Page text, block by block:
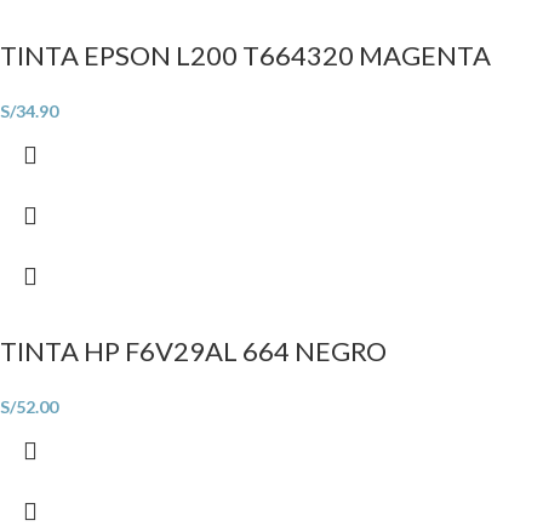
TINTA EPSON L200 T664320 MAGENTA
S/34.90
TINTA HP F6V29AL 664 NEGRO
S/52.00